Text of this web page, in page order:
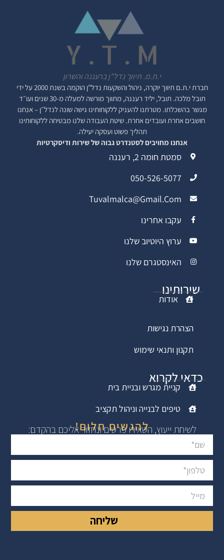
י.ת.מ. תיווך נדל"ן ברעננה והשרון
חברת י.ת.ם תיווך יוקרה, ניהול והשקעות נדל"ן
הוקמה בשנת 2000 על ידי
תובל מלכה. תובל, יליד רעננה, מתווך מורשה למעלה מ-30 שנים ועו״ד
מגשר בהשכלתו. מטרתנו להעניק ללקוחותינו גישה שונה לנדל״ן – אנחנו
חושבים אחרת ועובדים אחרת. שיטת העבודה שלנו מבטיחה ללקוחותינו
תהליך פשוט ועסקה יעילה.
אנחנו מחויבים לסטנדרט גבוה של שירות ודיסקרטיות
סמטת חומה 2, רעננה
050-526-5077
Tuvalmalca@gmail.com
עקבו אחרינו
ערוץ היוטיוב שלנו
האינסטגרם שלנו
שירותינו
אודות
הצהרת נגישות
תקנון ותנאי שימוש
כדאי לקרוא
קניית מגרש ובניית בית
טיפים לבנייה וניהול תקציב
להגשים חלום!
לשיחת ייעוץ, השאירו פרטים ונחזור אליכם בהקדם:
שליחה